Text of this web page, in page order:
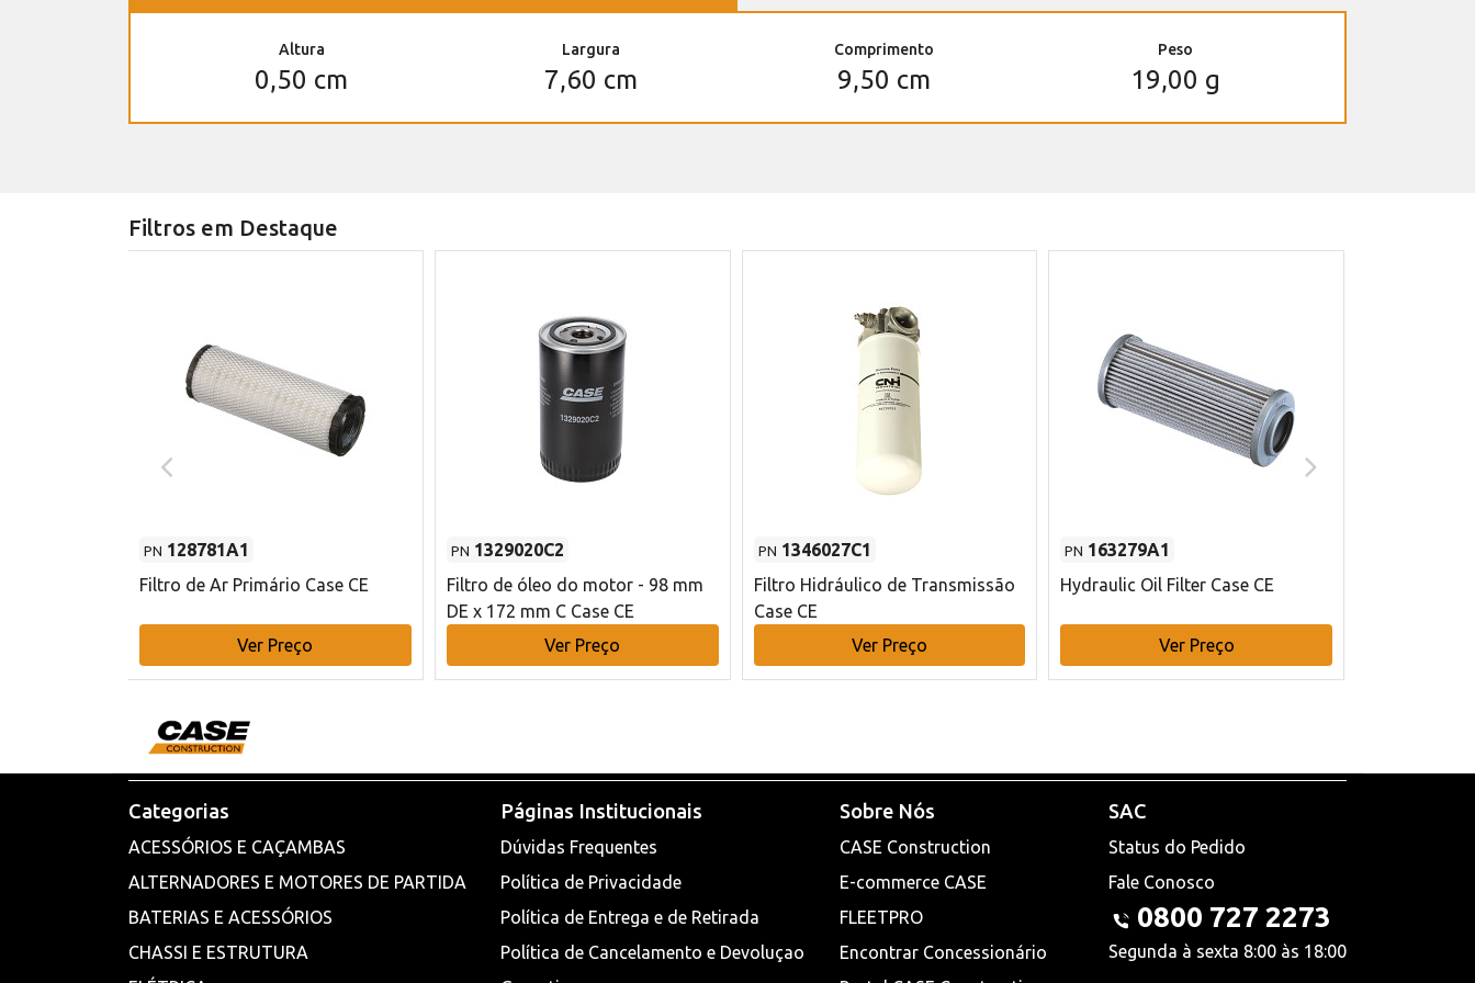
Altura
0,50 cm
Largura
7,60 cm
Comprimento
9,50 cm
Peso
19,00 g
Filtros em Destaque
PN 128781A1
Filtro de Ar Primário Case CE
Ver Preço
PN 1329020C2
Filtro de óleo do motor - 98 mm
DE x 172 mm C Case CE
Ver Preço
PN 1346027C1
Filtro Hidráulico de Transmissão
Case CE
Ver Preço
PN 163279A1
Hydraulic Oil Filter Case CE
Ver Preço
Categorias
ACESSÓRIOS E CAÇAMBAS
ALTERNADORES E MOTORES DE PARTIDA
BATERIAS E ACESSÓRIOS
CHASSI E ESTRUTURA
Páginas Institucionais
Dúvidas Frequentes
Política de Privacidade
Política de Entrega e de Retirada
Política de Cancelamento e Devoluçao
Sobre Nós
CASE Construction
E-commerce CASE
FLEETPRO
Encontrar Concessionário
SAC
Status do Pedido
Fale Conosco
0800 727 2273
Segunda à sexta 8:00 às 18:00